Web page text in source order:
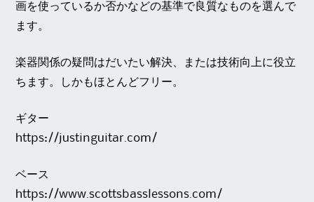
画を使っているか否かなどの基準で良質なものを選んで
ます。
楽器関係の疑問はだいたい解決、または技術向上に役立
ちます。しかもほとんどフリー。
ギター
https://justinguitar.com/
ベース
https://www.scottsbasslessons.com/